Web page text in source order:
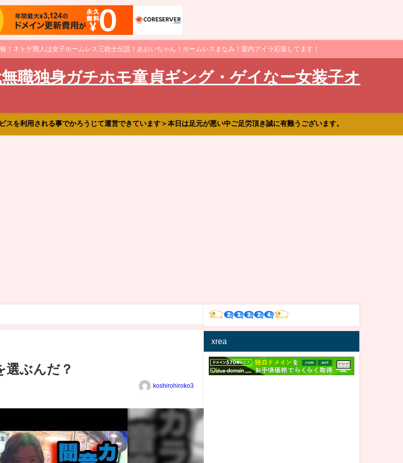
ネトゲ廃人は女子ホームレス三銃士伝説！あおいちゃん！ホームレスまなみ！愛内アイラ応援してます！
職独身ガチホモ童貞ギング・ゲイなー女装子オ
を利用される事でかろうじて運営できています＞本日は足元が悪い中ご足労頂き誠に有難うございます。
選ぶんだ？
koshirohiroko3
xrea